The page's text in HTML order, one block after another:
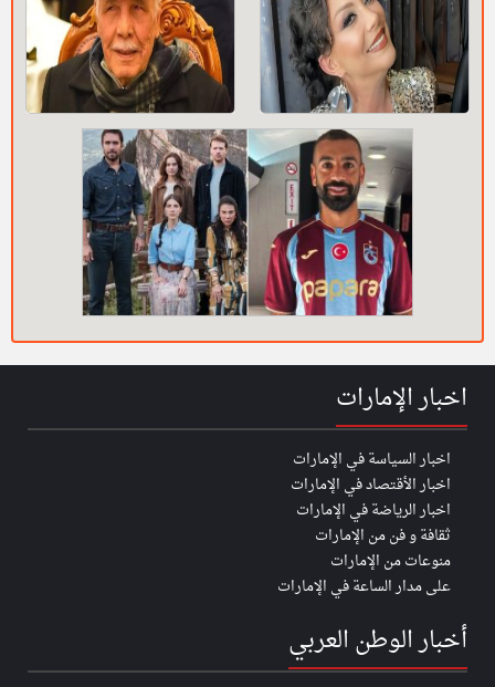
اخبار الإمارات
اخبار السياسة في الإمارات
اخبار الأقتصاد في الإمارات
اخبار الرياضة في الإمارات
ثقافة و فن من الإمارات
منوعات من الإمارات
على مدار الساعة في الإمارات
أخبار الوطن العربي